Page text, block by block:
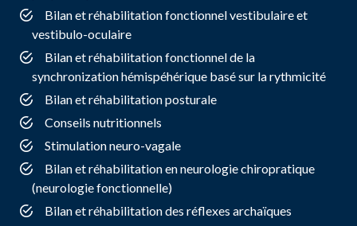
Bilan et réhabilitation fonctionnel vestibulaire et
vestibulo-oculaire
Bilan et réhabilitation fonctionnel de la
synchronization hémispéhérique basé sur la rythmicité
Bilan et réhabilitation posturale
Conseils nutritionnels
Stimulation neuro-vagale
Bilan et réhabilitation en neurologie chiropratique
(neurologie fonctionnelle)
Bilan et réhabilitation des réflexes archaïques